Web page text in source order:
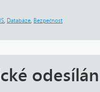
Databáze Bezpečnost